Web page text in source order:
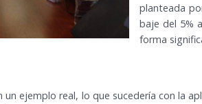
planteada
baje del 5%
forma
un ejemplo real, lo que sucedería con la